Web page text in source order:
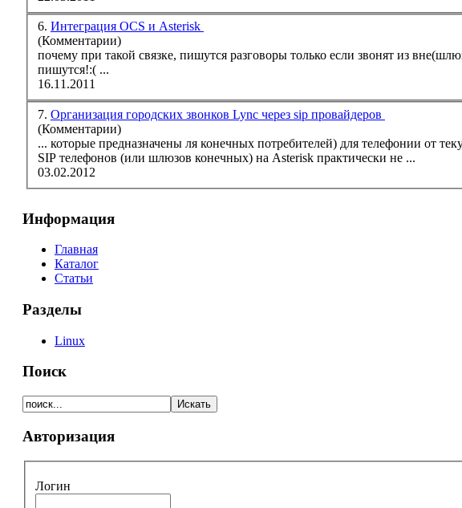
6. Интеграция OCS и Asterisk
(Комментарии)
почему при такой связке, пишутся разговоры только если звонят из
пишутся!:( ...
16.11.2011
7. Организация городских звонков Lync через sip провайдеров
(Комментарии)
... которые предназначены ля конечных потребителей) для телефонии от
SIP телефонов (или шлюзов конечных) на Asteriskпрактически не ...
03.02.2012
Информация
Главная
Каталог
Статьи
Разделы
Linux
Поиск
Авторизация
Логин